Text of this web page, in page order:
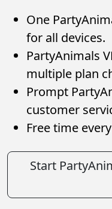
One
for all devices.
PartyAnimals
multiple plan
Prompt
customer
Free time
Start